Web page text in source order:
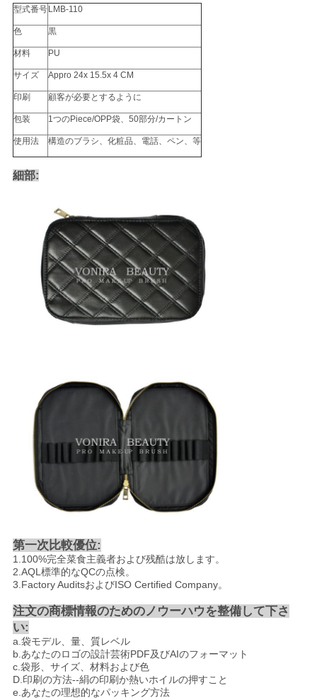
型式番号 LMB-110
色 黒
材料 PU
サイズ Appro 24x 15.5x 4 CM
印刷 顧客が必要とするように
包装 1つのPiece/OPP袋、50部分/カートン
使用法 構造のブラシ、化粧品、電話、ペン、等
細部:
第一次比較優位:
1.100%完全菜食主義者および残酷は放します。
2.AQL標準的なQCの点検。
3.Factory AuditsおよびISO Certified Company。
注文の商標情報のためのノウーハウを整備して下さ
い:
a.袋モデル、量、質レベル
b.あなたのロゴの設計芸術PDF及びAIのフォーマット
c.袋形、サイズ、材料および色
D.印刷の方法--絹の印刷か熱いホイルの押すこと
e.あなたの理想的なパッキング方法